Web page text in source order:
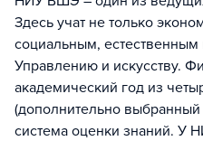
Здесь учат не только
социальным, естественным
Управлению и искусству.
академический год из
(дополнительно
система оценки знаний. У